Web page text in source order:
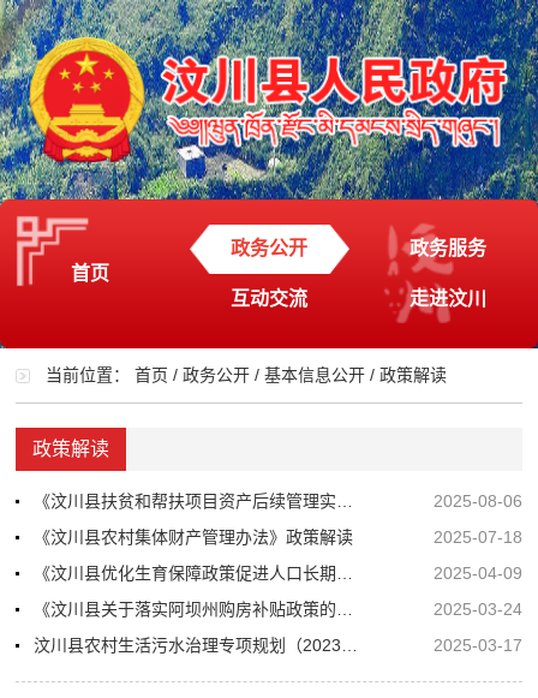
首页
政务公开 政务服务
互动交流 走进汶川
当前位置：首页 /政务公开 /基本信息公开 /政策解读
政策解读
2025-08-06
《汶川县农村集体财产管理办法》政策解读
2025-07-18
2025-04-09
2025-03-24
2025-03-17